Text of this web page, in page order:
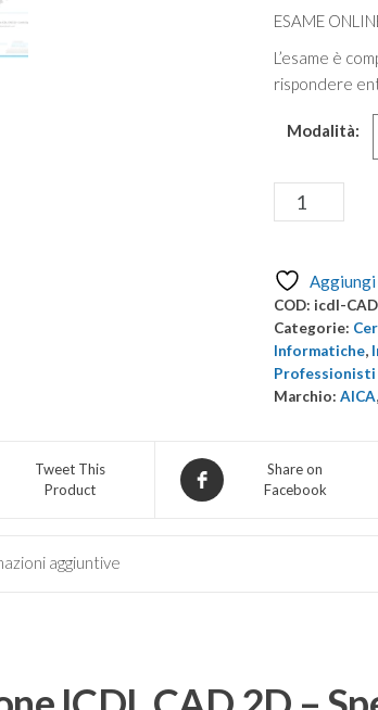
ESAME
L’esame è
rispondere
Modalità:
Certificazione
ICDL
2D
-
Specialised
Level
quantità
Aggiungi
COD: icdl-
Categorie:
Informatiche,
Professionisti
Marchio: AICA,
Tweet This
Product
Share on
Facebook
aggiuntive